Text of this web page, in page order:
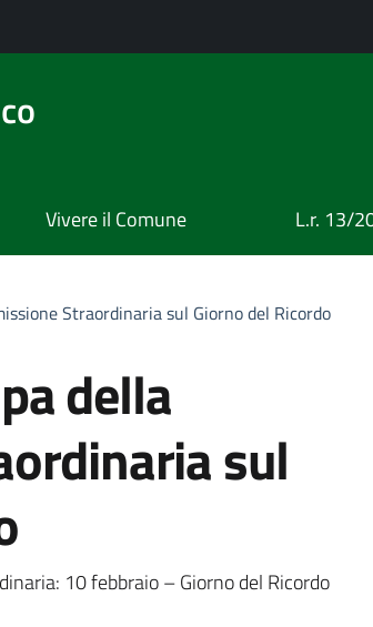
Vivere il Comune L.r. 13/
Straordinaria sul Giorno del Ricordo
della
sul
10 febbraio – Giorno del Ricordo